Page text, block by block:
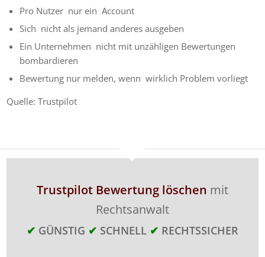
Pro Nutzer nur ein Account
Sich nicht als jemand anderes ausgeben
Ein Unternehmen nicht mit unzähligen Bewertungen
bombardieren
Bewertung nur melden, wenn wirklich Problem vorliegt
Quelle: Trustpilot
Trustpilot Bewertung löschen mit
Rechtsanwalt
✔ GÜNSTIG ✔ SCHNELL ✔ RECHTSSICHER